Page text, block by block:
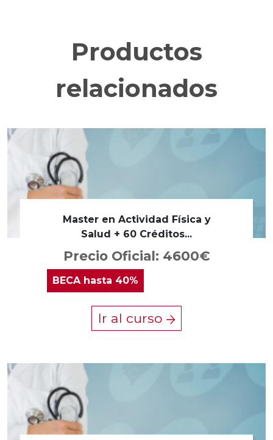
Productos
relacionados
Master en Actividad Física y
Salud + 60 Créditos...
Precio Oficial: 4600€
BECAhasta 40%
Ir al curso